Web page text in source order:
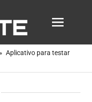
Notícia
Quente
MENU
Aplicativo para testar